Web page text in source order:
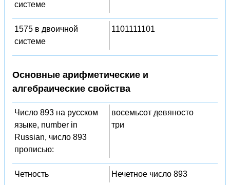
системе
1575 в двоичной
системе
1101111101
Основные арифметические и
алгебраические свойства
Число 893 на русском
языке, number in
Russian, число 893
прописью:
восемьсот девяносто
три
Четность Нечетное число 893